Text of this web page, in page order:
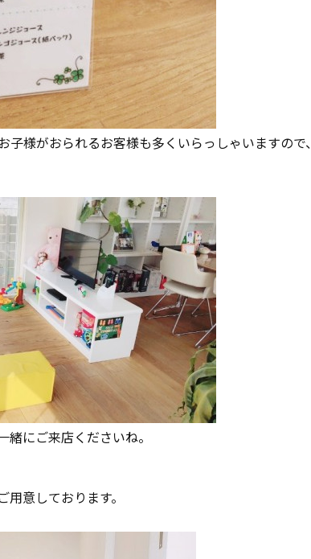
様がおられるお客様も多くいらっしゃいますので、
にご来店くださいね。
意しております。